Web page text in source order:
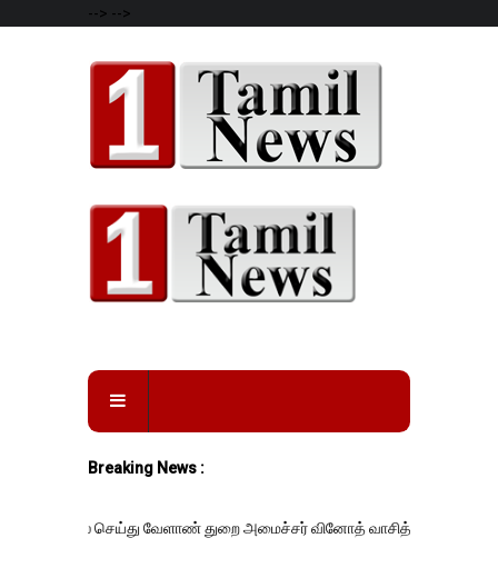
--> -->
Breaking News :
செய்து வேளாண் துறை அமைச்சர் வினோத் வாசித்து வருகிறார். �.